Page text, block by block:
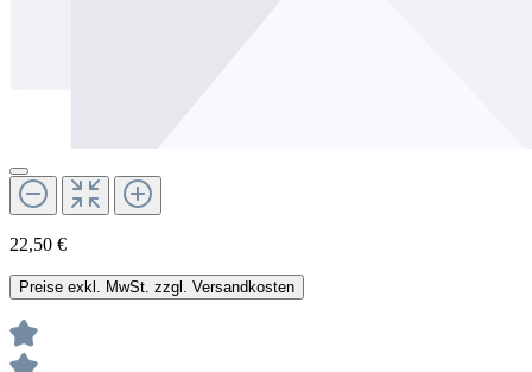
22,50 €
Preise exkl. MwSt. zzgl. Versandkosten